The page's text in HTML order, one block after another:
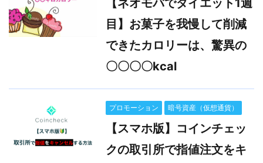
【ネオモバでダイエット1週
目】お菓子を我慢して削減
できたカロリーは、驚異の
〇〇〇〇kcal
プロモーション 暗号資産（仮想通貨）
【スマホ版】コインチェッ
クの取引所で指値注文をキ